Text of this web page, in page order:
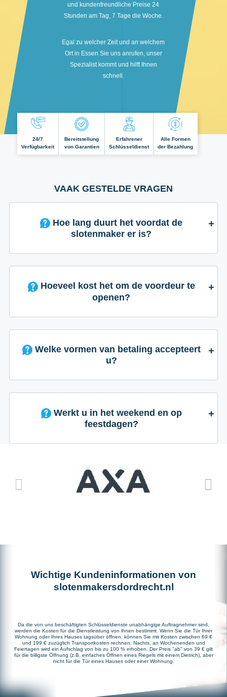
und kundenfreundliche Preise 24
Stunden am Tag, 7 Tage die Woche.
Egal zu welcher Zeit und an welchem
Ort in Essen Sie uns anrufen, unser
Spezialist kommt und hilft Ihnen
schnell.
24/7
Verfügbarkeit
Bereitstellung
von Garantien
Erfahrener
Schlüsseldienst
Alle Formen
der Bezahlung
VAAK GESTELDE VRAGEN
slotenmaker er is?
Hoeveel kost het om de voordeur te
openen?
Welke vormen van betaling accepteert
u?
Werkt u in het weekend en op
feestdagen?
Wichtige Kundeninformationen von
slotenmakersdordrecht.nl
Da die von uns beschäftigten Schlüsseldienste unabhängige Auftragnehmer sind,
werden die Kosten für die Dienstleistung von ihnen bestimmt. Wenn Sie die Tür Ihrer
Wohnung oder Ihres Hauses tagsüber öffnen, können Sie mit Kosten zwischen 69 €
und 199 € zuzüglich Transportkosten rechnen. Nachts, an Wochenenden und
Feiertagen wird ein Aufschlag von bis zu 100 % erhoben. Der Preis "ab" von 39 € gilt
für die billigste Öffnung (z.B. einfaches Öffnen eines Riegels mit einem Dietrich), aber
nicht für die Tür eines Hauses oder einer Wohnung.